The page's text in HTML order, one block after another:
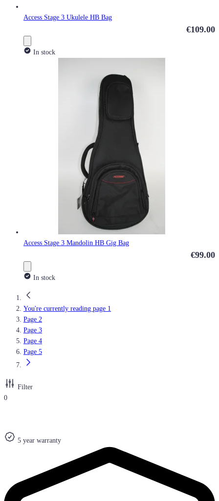
Filter
0
Access Stage 3 Ukulele HB Bag
€109.00
In stock
Access Stage 3 Mandolin HB Gig Bag
€99.00
In stock
You're currently reading page 1
Page 2
Page 3
Page 4
Page 5
5 year warranty